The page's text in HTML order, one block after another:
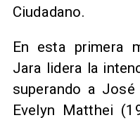
Ciudadano.
En esta primera
Jara lidera la
superando a
Evelyn Matthei